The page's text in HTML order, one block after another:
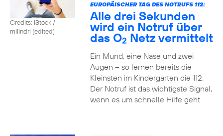
Credits: iStock /
milindri (edited)
EUROPÄISCHER TAG DES NOTRUFS 112:
Alle drei Sekunden
wird ein Notruf über
das O2 Netz vermittelt
Ein Mund, eine Nase und zwei
Augen – so lernen bereits die
Kleinsten im Kindergarten die 112.
Der Notruf ist das wichtigste Signal,
wenn es um schnelle Hilfe geht.